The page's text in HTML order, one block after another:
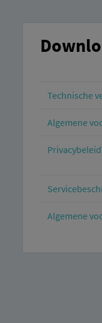
Technische
Algemene
Algemene